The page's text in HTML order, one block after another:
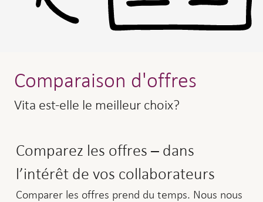
Comparaison d'offres
Vita est-elle le meilleur choix?
Comparez les offres – dans
l’intérêt de vos collaborateurs
Comparer les offres prend du temps. Nous nous